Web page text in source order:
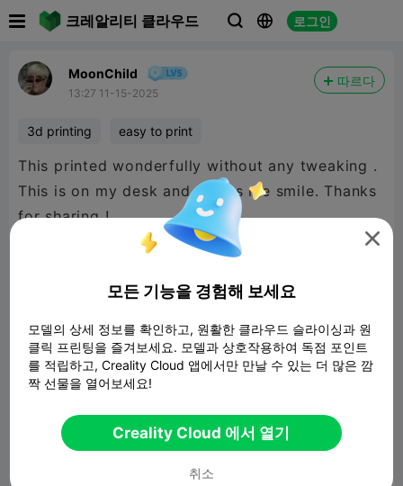
크레알리티 클라우드   로그인
MoonChild
13:27 11-15-2025
따르다
3d printing easy to print
This printed wonderfully without any tweaking .
This is on my desk and makes me smile. Thanks
for sharing !
Sh*t Show Supervisor

모든 기능을 경험해 보세요
모델의 상세 정보를 확인하고, 원활한 클라우드 슬라이싱과 원
클릭 프린팅을 즐겨보세요. 모델과 상호작용하여 독점 포인트
를 적립하고, Creality Cloud 앱에서만 만날 수 있는 더 많은 깜
짝 선물을 열어보세요!
Creality Cloud 에서 열기
취소